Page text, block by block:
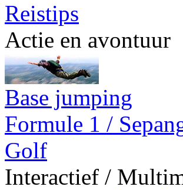
Reistips
Actie en avontuur
Base jumping
Formule 1 /
Golf
Interactief /